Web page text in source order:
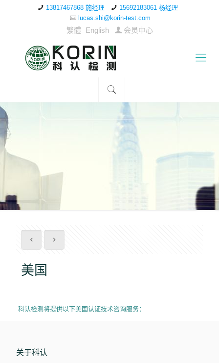
13817467868 施经理
15692183061 杨经理
lucas.shi@korin-test.com
繁體 English 会员中心
美国
科认检测将提供以下美国认证技术咨询服务：
关于科认